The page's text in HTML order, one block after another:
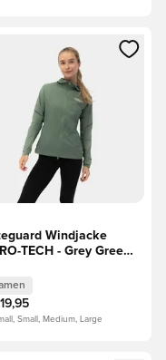
Registrieren als
ein Fenster zum
Windjacke
TECH - Grey Green
Small, Medium, Large